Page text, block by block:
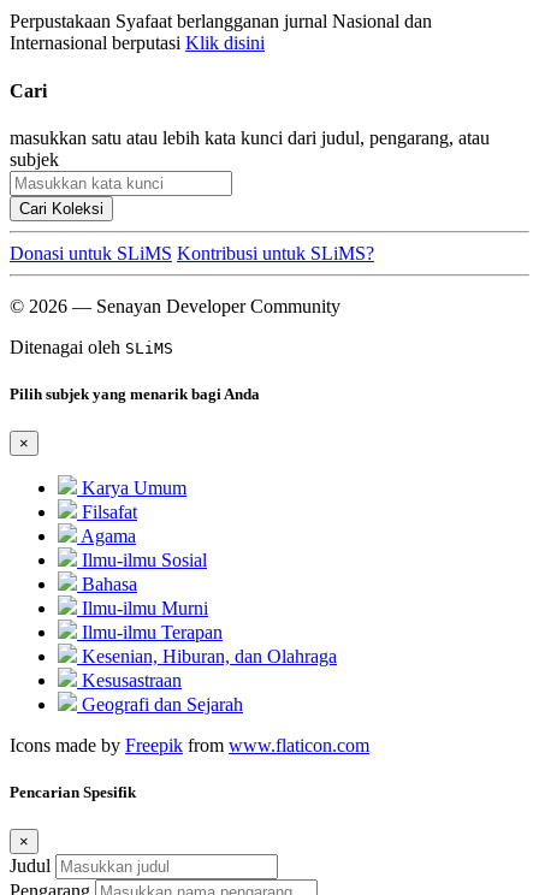
Perpustakaan Syafaat berlangganan jurnal Nasional dan
Internasional berputasi Klik disini
Cari
masukkan satu atau lebih kata kunci dari judul, pengarang, atau
subjek
Cari Koleksi
Donasi untuk SLiMS Kontribusi untuk SLiMS?
© 2026 — Senayan Developer Community
Ditenagai oleh SLiMS
Pilih subjek yang menarik bagi Anda
×
Karya Umum
Filsafat
Agama
Ilmu-ilmu Sosial
Bahasa
Ilmu-ilmu Murni
Ilmu-ilmu Terapan
Kesenian, Hiburan, dan Olahraga
Kesusastraan
Geografi dan Sejarah
Icons made by Freepik from www.flaticon.com
Pencarian Spesifik
×
Judul